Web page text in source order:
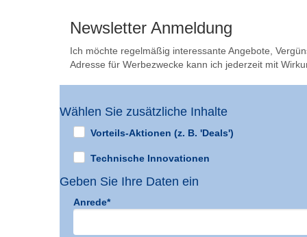
Newsletter Anmeldung
Ich möchte regelmäßig interessante Angebote,
Adresse für Werbezwecke kann ich jederzeit mit
Wählen Sie zusätzliche Inhalte
Vorteils-Aktionen (z. B. 'Deals')
Technische Innovationen
Geben Sie Ihre Daten ein
Anrede*